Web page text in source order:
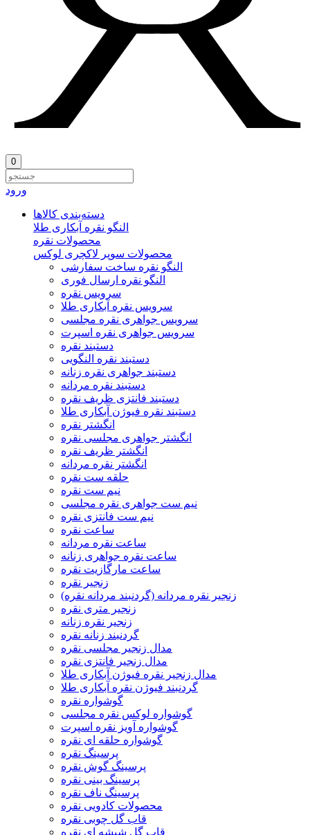
0
ورود
دسته‌بندی‌ کالاها
النگو نقره آبکاری طلا
محصولات نقره
محصولات سوپر لاکچری لوکس
النگو نقره ساخت سفارشی
النگو نقره ارسال فوری
سرویس نقره
سرویس نقره آبکاری طلا
سرویس جواهری نقره مجلسی
سرویس جواهری نقره اسپرت
دستبند نقره
دستبند نقره النگویی
دستبند جواهری نقره زنانه
دستبند نقره مردانه
دستبند فانتزی ظریف نقره
دستبند نقره فیوژن آبکاری طلا
انگشتر نقره
انگشتر جواهری مجلسی نقره
انگشتر ظریف نقره
انگشتر نقره مردانه
حلقه ست نقره
نیم ست نقره
نیم ست جواهری نقره مجلسی
نیم ست فانتزی نقره
ساعت نقره
ساعت نقره مردانه
ساعت نقره جواهری زنانه
ساعت مارگازیت نقره
زنجیر نقره
زنجیر نقره مردانه (گردنبند مردانه نقره)
زنجیر متری نقره
زنجیر نقره زنانه
گردنبند زنانه نقره
مدال زنجیر مجلسی نقره
مدال زنجیر فانتزی نقره
مدال زنجیر نقره فیوژن آبکاری طلا
گردنبند فیوژن نقره آبکاری طلا
گوشواره نقره
گوشواره لوکس نقره مجلسی
گوشواره آویز نقره اسپرت
گوشواره حلقه ای نقره
پرسینگ نقره
پرسینگ گوش نقره
پرسینگ بینی نقره
پرسینگ ناف نقره
محصولات کادویی نقره
قاب گل چوبی نقره
قاب گل شیشه ای نقره